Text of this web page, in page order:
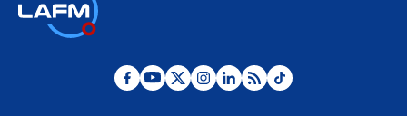
"No hubo fraude ni posibilidad de